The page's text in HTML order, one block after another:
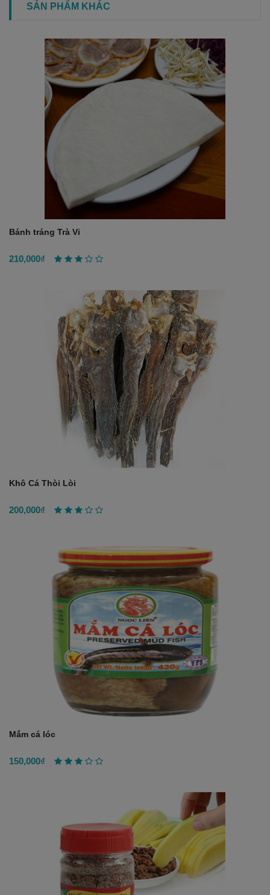
SẢN PHẨM KHÁC
Bánh tráng Trà Vi
210,000₫
Khô Cá Thòi Lòi
200,000₫
Mắm cá lóc
150,000₫